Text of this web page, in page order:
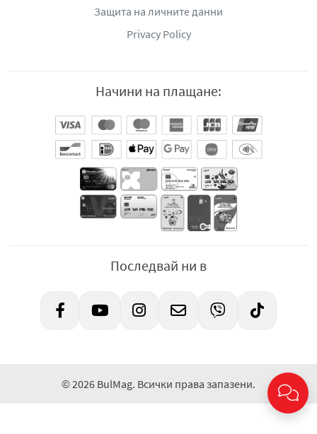
Защита на личните данни
Privacy Policy
Начини на плащане:
Последвай ни в
© 2026 BulMag. Всички права запазени.